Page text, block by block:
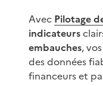
Avec
(Ouvre une
Pilotage
indicateurs
embauches, vos
des données
financeurs et